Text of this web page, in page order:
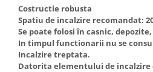
Rindele si freze pentru lemn
Redresoare auto - roboti de
pornire
Suflante cu aer cald
Masini de tocat carne
Masini de carnati ( CARNATARI )
Masini de spalat vase
Masini de spalat vase incorporabile
Costructie robusta
Spatiu de incalzire recomandat:
Se poate folosi în casnic,
In timpul functionarii nu se
Incalzire treptata.
Datorita elementului de incalzire